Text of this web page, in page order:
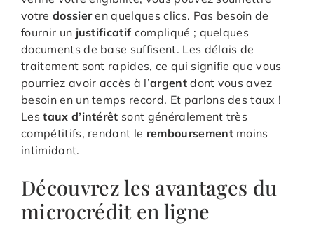
votre dossieren quelques clics. Pas besoin de
fournir un justificatif compliqué ; quelques
documents de base suffisent. Les délais de
traitement sont rapides, ce qui signifie que vous
pourriez avoir accès à l’argentdont vous avez
besoin en un temps record. Et parlons des taux !
Lestaux d’intérêt sont généralement très
compétitifs, rendant le remboursementmoins
intimidant.
Découvrez les avantages du
microcrédit en ligne